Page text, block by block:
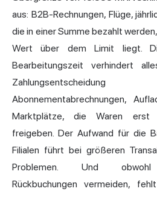
aus: B2B-Rechnungen, Flüge,
die in einer Summe bezahlt
Wert über dem Limit liegt.
Bearbeitungszeit verhindert
Abonnementabrechnungen,
Marktplätze, die Waren erst
freigeben. Der Aufwand für die
Filialen führt bei größeren
Problemen. Und obwohl
Rückbuchungen vermeiden,